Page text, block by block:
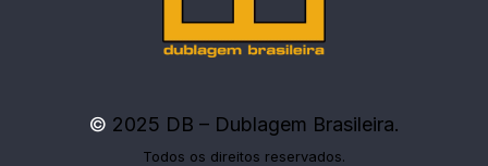
© 2025 DB – Dublagem Brasileira.
Todos os direitos reservados.